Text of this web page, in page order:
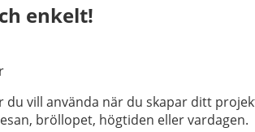
enkelt!
du vill använda när du skapar ditt
bröllopet, högtiden eller vardagen.